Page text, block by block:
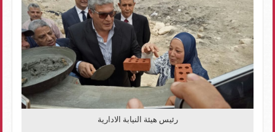
رئيس هيئة النيابة الادارية